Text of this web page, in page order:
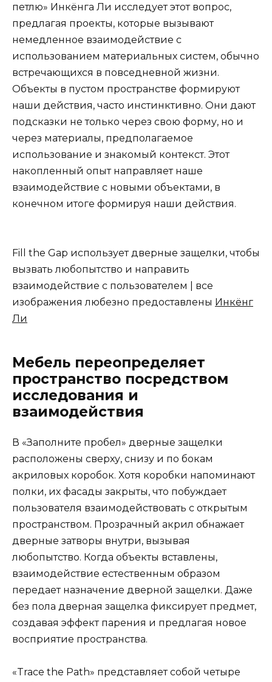
петлю» Инкёнга Ли исследует этот вопрос,
предлагая проекты, которые вызывают
немедленное взаимодействие с
использованием материальных систем, обычно
встречающихся в повседневной жизни.
Объекты в пустом пространстве формируют
наши действия, часто инстинктивно. Они дают
подсказки не только через свою форму, но и
через материалы, предполагаемое
использование и знакомый контекст. Этот
накопленный опыт направляет наше
взаимодействие с новыми объектами, в
конечном итоге формируя наши действия.
Fill the Gap использует дверные защелки, чтобы
вызвать любопытство и направить
взаимодействие с пользователем | все
изображения любезно предоставлены Инкёнг
Ли
Мебель переопределяет
пространство посредством
исследования и
взаимодействия
В «Заполните пробел» дверные защелки
расположены сверху, снизу и по бокам
акриловых коробок. Хотя коробки напоминают
полки, их фасады закрыты, что побуждает
пользователя взаимодействовать с открытым
пространством. Прозрачный акрил обнажает
дверные затворы внутри, вызывая
любопытство. Когда объекты вставлены,
взаимодействие естественным образом
передает назначение дверной защелки. Даже
без пола дверная защелка фиксирует предмет,
создавая эффект парения и предлагая новое
восприятие пространства.
«Trace the Path» представляет собой четыре